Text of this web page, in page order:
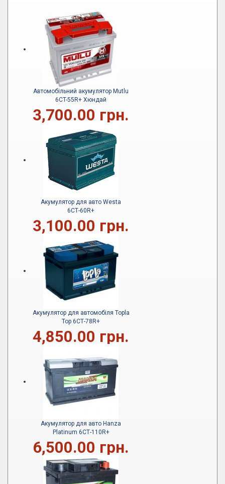
Автомобільний акумулятор Mutlu
6CT-55R+ Хюндай
3,700.00 грн.
Акумулятор для авто Westa
6СТ-60R+
3,100.00 грн.
Акумулятор для автомобіля Topla
Top 6СТ-78R+
4,850.00 грн.
Акумулятор для авто Hanza
Platinum 6СТ-110R+
6,500.00 грн.